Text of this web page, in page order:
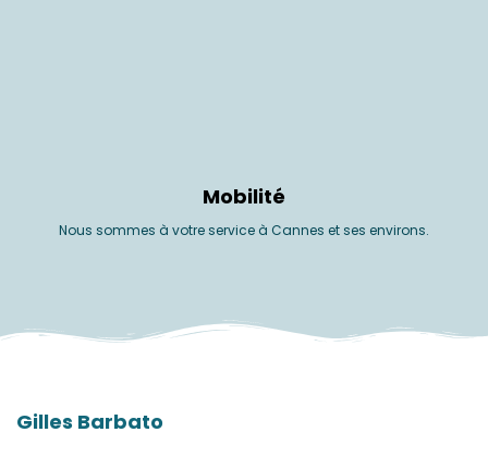
Mobilité
Nous sommes à votre service à Cannes et ses environs.
Gilles Barbato